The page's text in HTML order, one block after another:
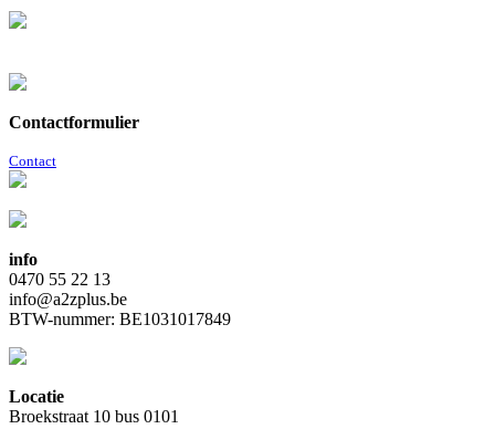
Contactformulier
Contact
info
0470 55 22 13
info@a2zplus.be
BTW-nummer: BE1031017849
Locatie
Broekstraat 10 bus 0101